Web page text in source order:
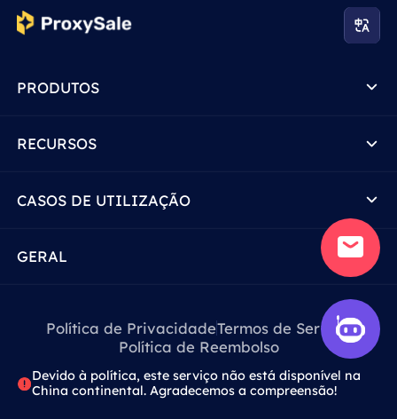
PRODUTOS
RECURSOS
CASOS DE UTILIZAÇÃO
GERAL
Política de PrivacidadeTermos de Serviço
Política de Reembolso
Devido à política, este serviço não está disponível na
China continental. Agradecemos a compreensão!